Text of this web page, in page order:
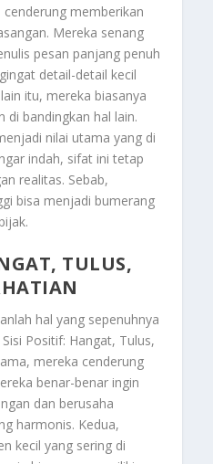
memberikan
Mereka senang
pesan panjang penuh
detail-detail kecil
itu, mereka biasanya
di bandingkan hal lain.
nilai utama yang di
indah, sifat ini tetap
realitas. Sebab,
bisa menjadi bumerang
TULUS,
hal yang sepenuhnya
Sisi Positif: Hangat, Tulus,
mereka cenderung
benar-benar ingin
dan berusaha
harmonis. Kedua,
kecil yang sering di